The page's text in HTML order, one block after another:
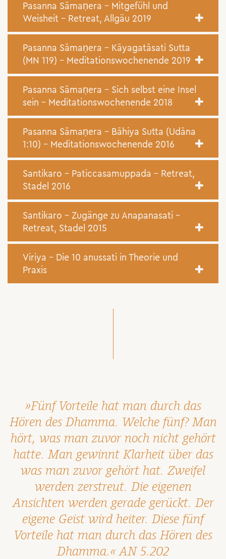
Pasanna Sāmaṇera – Mitgefühl und
Weisheit – Retreat, Allgäu 2019
Pasanna Sāmaṇera – Kāyagatāsati Sutta
(MN 119) – Meditationswochenende 2019
Pasanna Sāmaṇera – Sich selbst eine Insel
sein – Meditationswochenende 2018
Pasanna Sāmaṇera – Bāhiya Sutta (Udāna
1:10) – Meditationswochenende 2016
Santikaro – Paticcasamuppada – Retreat,
Stadel 2016
Santikaro – Zugänge zu Anapanasati –
Retreat, Stadel 2015
Viriya - Die 10 anussati in Theorie und
Praxis
»Fünf Vorteile hat man durch das
Hören des Dhamma. Welche fünf? Man
hört, was man zuvor noch nicht gehört
hatte. Man gewinnt Klarheit über das
was man zuvor gehört hat. Zweifel
werden zerstreut. Die eigenen
Ansichten werden gerade gerückt. Der
eigene Geist wird heiter. Diese fünf
Vorteile hat man durch das Hören des
Dhamma.« AN 5.202